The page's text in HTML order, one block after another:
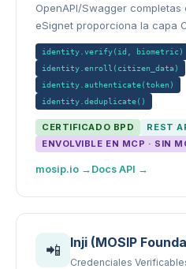
OpenAPI/Swagger
eSignet proporciona la capa
identity.verify(id, biometric)
identity.enroll(citizen_data)
identity.authenticate(token)
identity.deduplicate()
CERTIFICADO BPD REST
ENVOLVIBLE EN MCP · SIN
mosip.io → Docs API →
📲 Inji (MOSIP
Credenciales